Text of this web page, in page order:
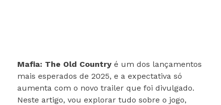
Mafia: The Old Country é um dos lançamentos
mais esperados de 2025, e a expectativa só
aumenta com o novo trailer que foi divulgado.
Neste artigo, vou explorar tudo sobre o jogo,